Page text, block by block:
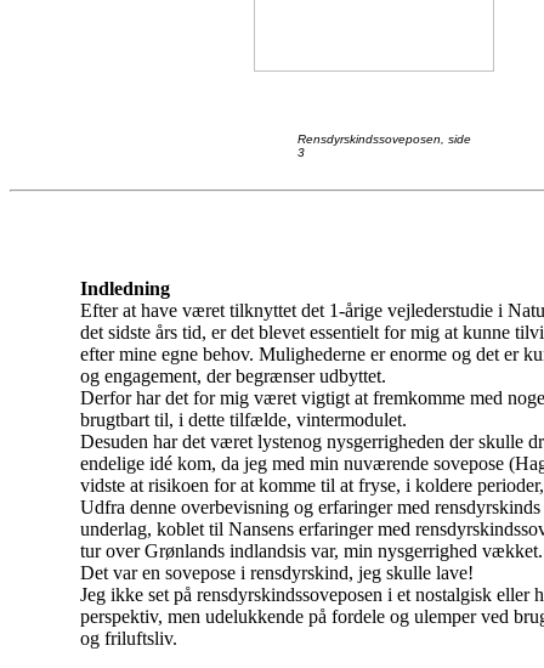
Rensdyrskindssoveposen, side
3
Indledning
Efter at have været tilknyttet det 1-årige vejlederstudie i
det sidste års tid, er det blevet essentielt for mig at kunne
efter mine egne behov. Mulighederne er enorme og det er
og engagement, der begrænser udbyttet.
Derfor har det for mig været vigtigt at fremkomme med
brugtbart til, i dette tilfælde, vintermodulet.
Desuden har det været lystenog nysgerrigheden der skulle
endelige idé kom, da jeg med min nuværende sovepose
vidste at risikoen for at komme til at fryse, i koldere
Udfra denne overbevisning og erfaringer med
underlag, koblet til Nansens erfaringer med
tur over Grønlands indlandsis var, min nysgerrighed vækket.
Det var en sovepose i rensdyrskind, jeg skulle lave!
Jeg ikke set på rensdyrskindssoveposen i et nostalgisk eller
perspektiv, men udelukkende på fordele og ulemper ved
og friluftsliv.